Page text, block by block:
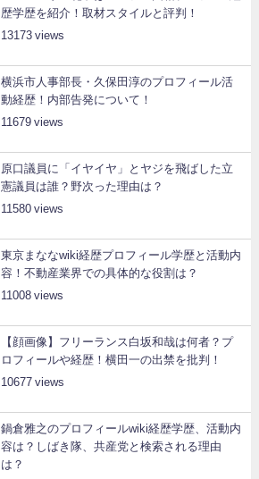
歴学歴を紹介！取材スタイルと評判！
13173
横浜市人事部長・久保田淳のプロフィール活
動経歴！内部告発について！
11679
原口議員に「イヤイヤ」とヤジを飛ばした立
憲議員は誰？野次った理由は？
11580
東京まななwiki経歴プロフィール学歴と活動内
容！不動産業界での具体的な役割は？
11008
【顔画像】フリーランス白坂和哉は何者？プ
ロフィールや経歴！横田一の出禁を批判！
10677
鍋倉雅之のプロフィールwiki経歴学歴、活動内
容は？しばき隊、共産党と検索される理由
は？